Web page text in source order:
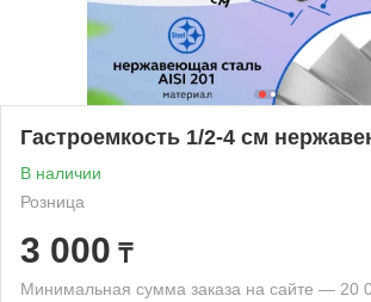
Гастроемкость 1/2-4 см
В наличии
Розница
3 000 ₸
Минимальная сумма заказа на сайте — 20